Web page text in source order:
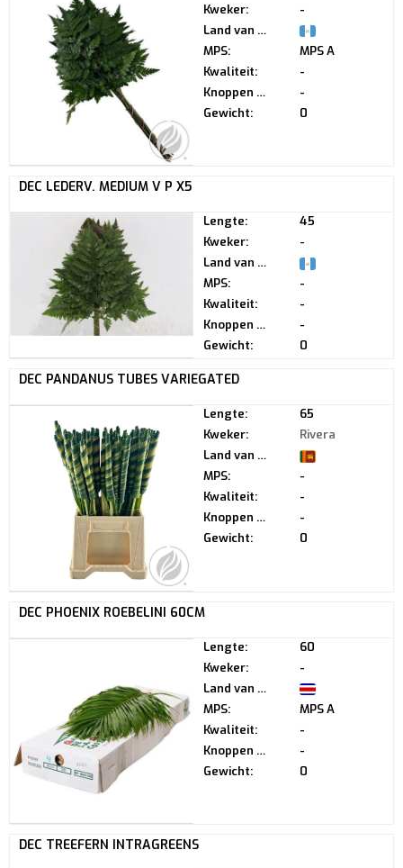
Kweker:
-
Land van herkomst:
MPS:
MPS A
Kwaliteit:
-
Knoppen per steel:
-
Gewicht:
0
DEC LEDERV. MEDIUM V P X5
Lengte:
45
Kweker:
-
Land van herkomst:
MPS:
-
Kwaliteit:
-
Knoppen per steel:
-
Gewicht:
0
DEC PANDANUS TUBES VARIEGATED
Lengte:
65
Kweker:
Rivera
Land van herkomst:
MPS:
-
Kwaliteit:
-
Knoppen per steel:
-
Gewicht:
0
DEC PHOENIX ROEBELINI 60CM
Lengte:
60
Kweker:
-
Land van herkomst:
MPS:
MPS A
Kwaliteit:
-
Knoppen per steel:
-
Gewicht:
0
DEC TREEFERN INTRAGREENS